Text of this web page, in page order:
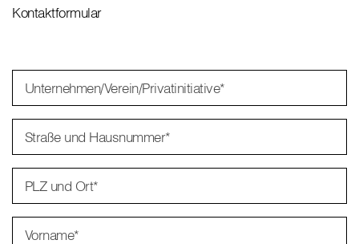
Kontaktformular
Unternehmen/Verein/Privatinitiative*
Straße und Hausnummer*
PLZ und Ort*
Vorname*